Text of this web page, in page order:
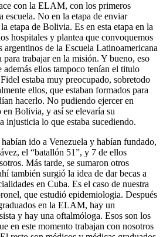
con la ELAM, con los primeros
escuela. No en la etapa de enviar
etapa de Bolivia. Es en esta etapa en la
hospitales y plantea que convoquemos
argentinos de la Escuela Latinoamericana
trabajar en la misión. Y bueno, eso
además ellos tampoco tenían el titulo
estaba muy preocupado, sobretodo
ellos, que estaban formados para
hacerlo. No pudiendo ejercer en
Bolivia, y así se elevaría su
injusticia lo que estaba sucediendo.
ido a Venezuela y habían fundado,
el “batallón 51”, y 7 de ellos
Más tarde, se sumaron otros
también surgió la idea de dar becas a
en Cuba. Es el caso de nuestra
que estudió epidemiologia. Después
en la ELAM, hay un
y hay una oftalmóloga. Esos son los
en este momento trabajan con nosotros